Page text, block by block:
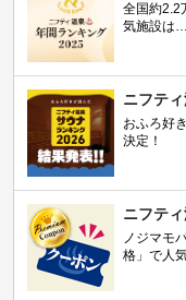
全国約2.2
気施設は…
ニフテ
おふろ好
決定！
ニフテ
ノジマモ
格」で人